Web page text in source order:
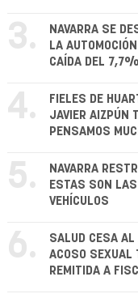
3.
NAVARRA SE
LA
CAÍDA DEL 7,7%
4.
FIELES DE
JAVIER AIZPÚN
PENSAMOS
5.
NAVARRA
ESTAS SON
VEHÍCULOS
6.
SALUD CESA AL
ACOSO SEXUAL
REMITIDA A